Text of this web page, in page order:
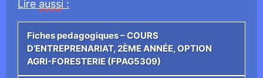
Lire aussi :
Fiches pedagogiques – COURS
D’ENTREPRENARIAT, 2ÈME ANNÉE, OPTION
AGRI-FORESTERIE (FPAG5309)